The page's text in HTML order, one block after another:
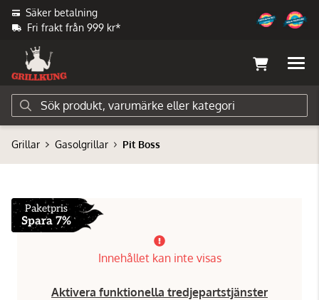
Säker betalning
Fri frakt från 999 kr*
Grillar Gasolgrillar Pit Boss
Paketpris
Spara 7%
Innehållet kan inte visas
Aktivera funktionella tredjepartstjänster